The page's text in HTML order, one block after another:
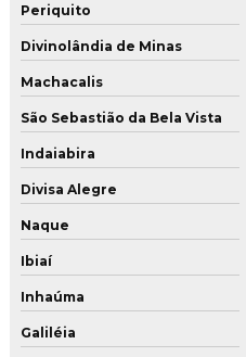
Periquito
Divinolândia de Minas
Machacalis
São Sebastião da Bela Vista
Indaiabira
Divisa Alegre
Naque
Ibiaí
Inhaúma
Galiléia